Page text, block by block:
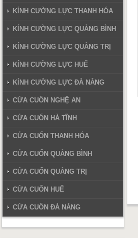
KÍNH CƯỜNG LỰC THANH HÓA
KÍNH CƯỜNG LỰC QUẢNG BÌNH
KÍNH CƯỜNG LỰC QUẢNG TRỊ
KÍNH CƯỜNG LỰC HUẾ
KÍNH CƯỜNG LỰC ĐÀ NẴNG
CỬA CUỐN NGHỆ AN
CỬA CUỐN HÀ TĨNH
CỬA CUỐN THANH HÓA
CỬA CUỐN QUẢNG BÌNH
CỬA CUỐN QUẢNG TRỊ
CỬA CUỐN HUẾ
CỬA CUỐN ĐÀ NẴNG